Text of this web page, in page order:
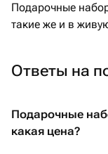
Подарочные
такие же и в
Ответы на
Подарочные
какая цена?